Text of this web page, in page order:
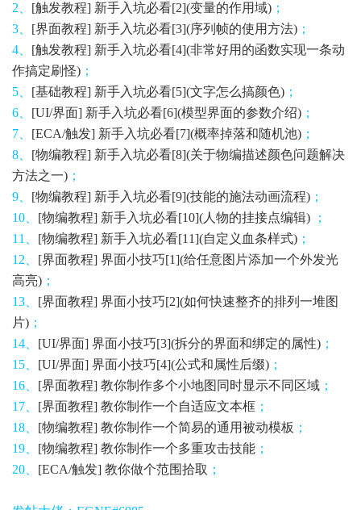
2、 [触发教程] 新手入坑必看[2](变量的作用域) ；
3、 [界面教程] 新手入坑必看[3](序列帧的使用方法) ；
4、 [触发教程] 新手入坑必看[4](非常好用的函数实现一条动
作搞定刷怪) ；
5、 [基础教程] 新手入坑必看[5](文字怎么搞颜色) ；
6、 [UI/界面] 新手入坑必看[6](模型界面的参数介绍) ；
7、 [ECA/触发] 新手入坑必看[7](概率掉落和随机池) ；
8、 [物编教程​] 新手入坑必看[8](关于物编描述颜色问题解决
方法之一) ；
9、 [物编教程​] 新手入坑必看[9](技能的施法动画流程) ；
10、 [物编教程​] 新手入坑必看[10](人物的挂接点编辑) ；
11、 [物编教程​] 新手入坑必看[11](自定义血条样式) ；
12、 [界面教程] 界面小技巧[1](给任意图片添加一个外发光
高亮) ；
13、 [界面教程] 界面小技巧[2](如何快速整齐的排列一堆图
片) ；
14、 [UI/界面] 界面小技巧[3](拆分的界面和绑定的属性) ；
15、 [UI/界面] 界面小技巧[4](公式和属性后缀) ；
16、 [界面教程] 教你制作多个小地图同时显示不同区域 ；
17、 [界面教程] 教你制作一个自适应文本框 ；
18、 [物编教程​] 教你制作一个简易的通用被动模板 ；
19、 [物编教程​] 教你制作一个多重攻击技能 ；
20、 [ECA/触发] 教你做个范围拾取 ；